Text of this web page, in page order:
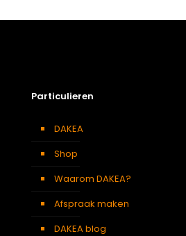
Particulieren
DAKEA
Shop
Waarom DAKEA?
Afspraak maken
DAKEA blog